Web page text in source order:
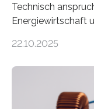
Technisch
Energiewirtschaft
neuen EU-
Sozialfonds Plus
22.10.2025